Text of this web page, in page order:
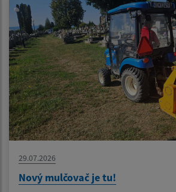
29.07.2026
Nový mulčovač je tu!